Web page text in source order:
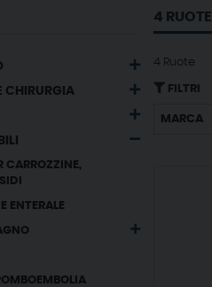
CHIRURGIA
CARROZZINE,
ENTERALE
4 RUOTE
4 Ruote
FILTRI
MARCA